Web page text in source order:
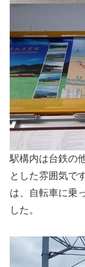
駅構内は台鉄の
とした雰囲気で
は、自転車に乗
した。